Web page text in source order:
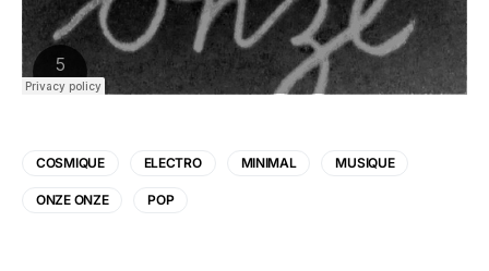
COSMIQUE ELECTRO MINIMAL MUSIQUE
ONZE ONZE POP